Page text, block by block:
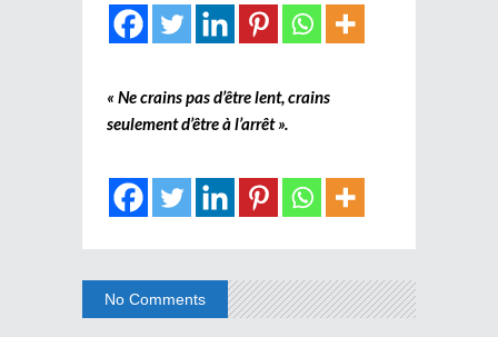
« Ne crains pas d’être lent, crains
seulement d’être à l’arrêt ».
No Comments